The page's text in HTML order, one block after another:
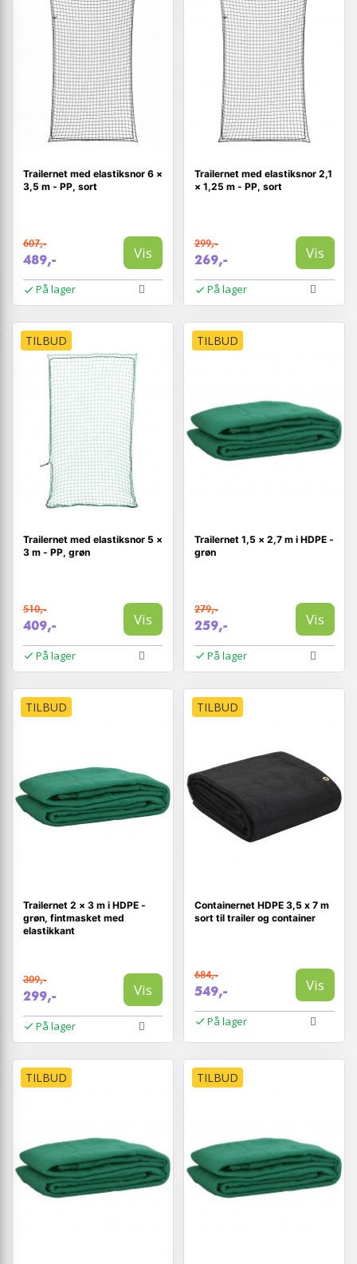
Trailernet med elastiksnor 6 ×
3,5 m - PP, sort
607,-
489,- Vis
På lager
Trailernet med elastiksnor 2,1
× 1,25 m - PP, sort
299,-
269,- Vis
På lager
TILBUD
Trailernet med elastiksnor 5 ×
3 m - PP, grøn
510,-
409,- Vis
På lager
TILBUD
Trailernet 1,5 × 2,7 m i HDPE -
grøn
279,-
259,- Vis
På lager
TILBUD
Trailernet 2 × 3 m i HDPE -
grøn, fintmasket med
elastikkant
309,-
299,- Vis
På lager
TILBUD
Containernet HDPE 3,5 x 7 m
sort til trailer og container
684,-
549,- Vis
På lager
TILBUD TILBUD